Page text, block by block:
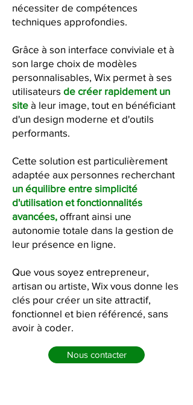
nécessiter de compétences
techniques approfondies.
Grâce à son interface conviviale et à
son large choix de modèles
personnalisables, Wix permet à ses
utilisateurs de créer rapidement un
site à leur image, tout en bénéficiant
d'un design moderne et d'outils
performants.
Cette solution est particulièrement
adaptée aux personnes recherchant
un équilibre entre simplicité
d'utilisation et fonctionnalités
avancées, offrant ainsi une
autonomie totale dans la gestion de
leur présence en ligne.
Que vous soyez entrepreneur,
artisan ou artiste, Wix vous donne les
clés pour créer un site attractif,
fonctionnel et bien référencé, sans
avoir à coder.
Nous contacter